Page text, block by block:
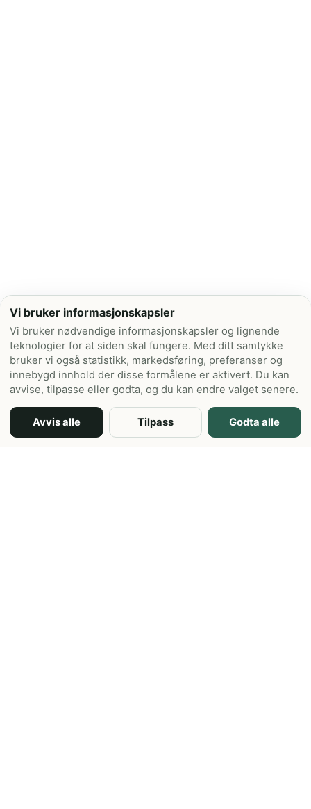
Vi bruker informasjonskapsler
Vi bruker nødvendige informasjonskapsler og lignende
teknologier for at siden skal fungere. Med ditt samtykke
bruker vi også statistikk, markedsføring, preferanser og
innebygd innhold der disse formålene er aktivert. Du kan
avvise, tilpasse eller godta, og du kan endre valget senere.
Avvis alle Tilpass Godta alle